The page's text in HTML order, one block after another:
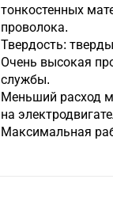
тонкостенных
проволока.
Твердость:
Очень высокая
службы.
Меньший расход
на
Максимальная